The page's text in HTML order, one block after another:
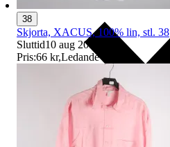
38
Skjorta, XACUS, 100% lin, stl. 38
Sluttid10 aug 20:04
Pris:66 kr,Ledande bud